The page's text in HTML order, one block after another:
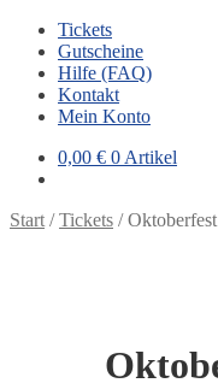
Tickets
Gutscheine
Hilfe (FAQ)
Kontakt
Mein Konto
0,00 € 0 Artikel
Start /Tickets /